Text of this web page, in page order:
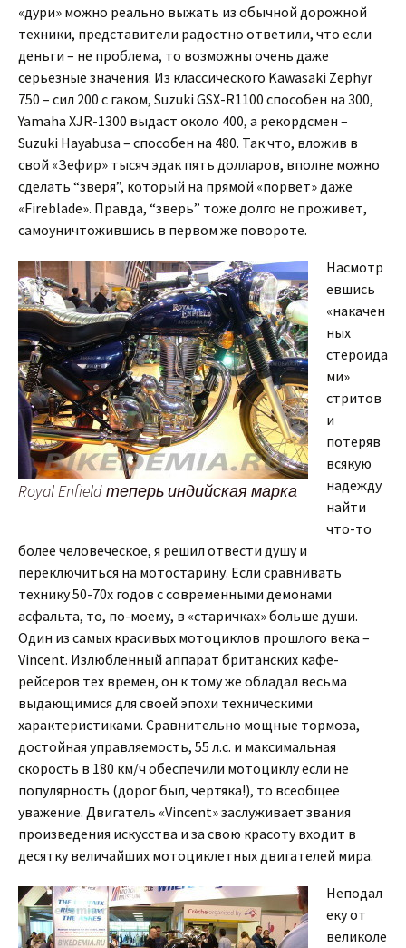
«дури» можно реально выжать из обычной дорожной
техники, представители радостно ответили, что если
деньги – не проблема, то возможны очень даже
серьезные значения. Из классического Kawasaki Zephyr
750 – сил 200 с гаком, Suzuki GSX-R1100 способен на 300,
Yamaha XJR-1300 выдаст около 400, а рекордсмен –
Suzuki Hayabusa – способен на 480. Так что, вложив в
свой «Зефир» тысяч эдак пять долларов, вполне можно
сделать “зверя”, который на прямой «порвет» даже
«Fireblade». Правда, “зверь” тоже долго не проживет,
самоуничтожившись в первом же повороте.
Royal Enfield теперь индийская марка
Насмотр
евшись
«накачен
ных
стероида
ми»
стритов
и
потеряв
всякую
надежду
найти
что-то
более человеческое, я решил отвести душу и
переключиться на мотостарину. Если сравнивать
технику 50-70х годов с современными демонами
асфальта, то, по-моему, в «старичках» больше души.
Один из самых красивых мотоциклов прошлого века –
Vincent. Излюбленный аппарат британских кафе-
рейсеров тех времен, он к тому же обладал весьма
выдающимися для своей эпохи техническими
характеристиками. Сравнительно мощные тормоза,
достойная управляемость, 55 л.с. и максимальная
скорость в 180 км/ч обеспечили мотоциклу если не
популярность (дорог был, чертяка!), то всеобщее
уважение. Двигатель «Vincent» заслуживает звания
произведения искусства и за свою красоту входит в
десятку величайших мотоциклетных двигателей мира.
Неподал
еку от
великоле